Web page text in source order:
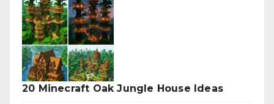
20 Minecraft Oak Jungle House Ideas